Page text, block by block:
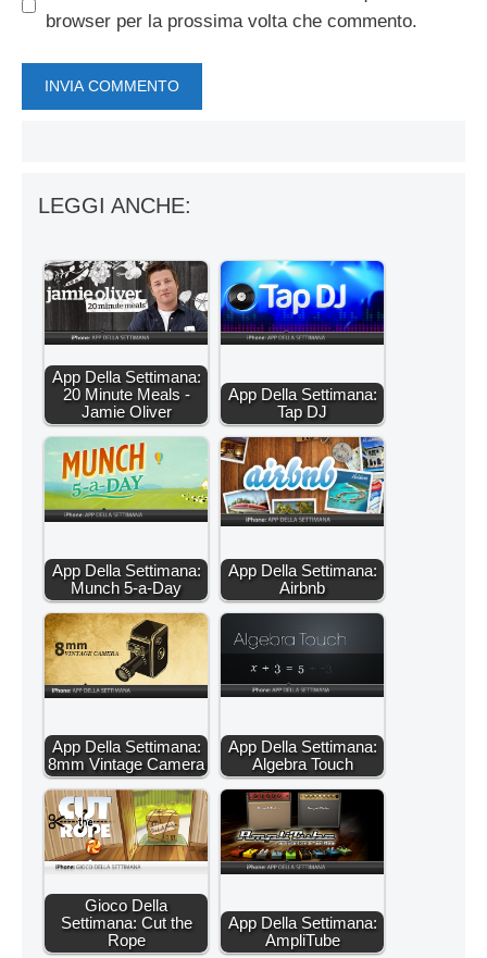
browser per la prossima volta che commento.
LEGGI ANCHE:
App Della Settimana:
20 Minute Meals -
Jamie Oliver
App Della Settimana:
Tap DJ
App Della Settimana:
Munch 5-a-Day
App Della Settimana:
Airbnb
App Della Settimana:
8mm Vintage Camera
App Della Settimana:
Algebra Touch
Gioco Della
Settimana: Cut the
Rope
App Della Settimana:
AmpliTube